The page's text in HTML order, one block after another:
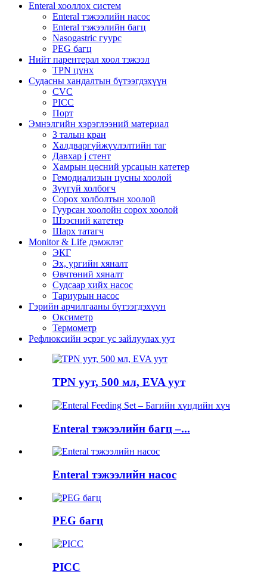
Enteral хооллох систем
Enteral тэжээлийн насос
Enteral тэжээлийн багц
Nasogastric гуурс
PEG багц
Нийт парентерал хоол тэжээл
TPN цүнх
Судасны хандалтын бүтээгдэхүүн
CVC
PICC
Порт
Эмнэлгийн хэрэглээний материал
3 талын кран
Халдваргүйжүүлэлтийн таг
Давхар j стент
Хамрын цөсний урсацын катетер
Гемодиализын цусны хоолой
Зүүгүй холбогч
Сорох холболтын хоолой
Гуурсан хоолойн сорох хоолой
Шээсний катетер
Шарх татагч
Monitor & Life дэмжлэг
ЭКГ
Эх, ургийн хяналт
Өвчтөний хяналт
Судсаар хийх насос
Тариурын насос
Гэрийн арчилгааны бүтээгдэхүүн
Оксиметр
Термометр
Рефлюксийн эсрэг ус зайлуулах уут
TPN уут, 500 мл, EVA уут
Enteral тэжээлийн багц –...
Enteral тэжээлийн насос
PEG багц
PICC